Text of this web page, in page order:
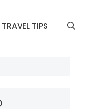
TRAVEL TIPS